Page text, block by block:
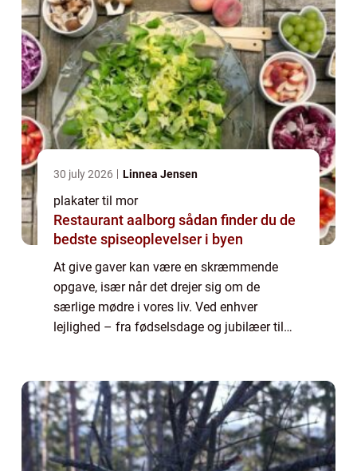
30 july 2026 Linnea Jensen
plakater til mor
Restaurant aalborg sådan finder du de
bedste spiseoplevelser i byen
At give gaver kan være en skræmmende
opgave, især når det drejer sig om de
særlige mødre i vores liv. Ved enhver
lejlighed – fra fødselsdage og jubilæer til
...